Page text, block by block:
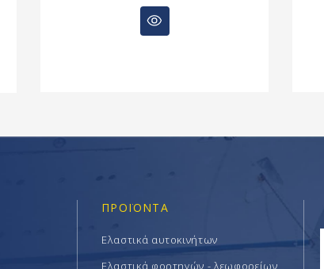
ΠΡΟΪΟΝΤΑ
Ελαστικά αυτοκινήτων